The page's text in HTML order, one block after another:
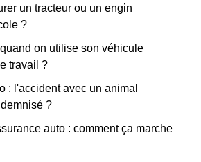
un tracteur ou un engin
?
on utilise son véhicule
travail ?
: l'accident avec un animal
?
auto : comment ça marche